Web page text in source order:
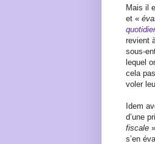
Mais il
et «
revient
sous-
lequel
cela
voler
Idem
d’une
fiscale
s’en